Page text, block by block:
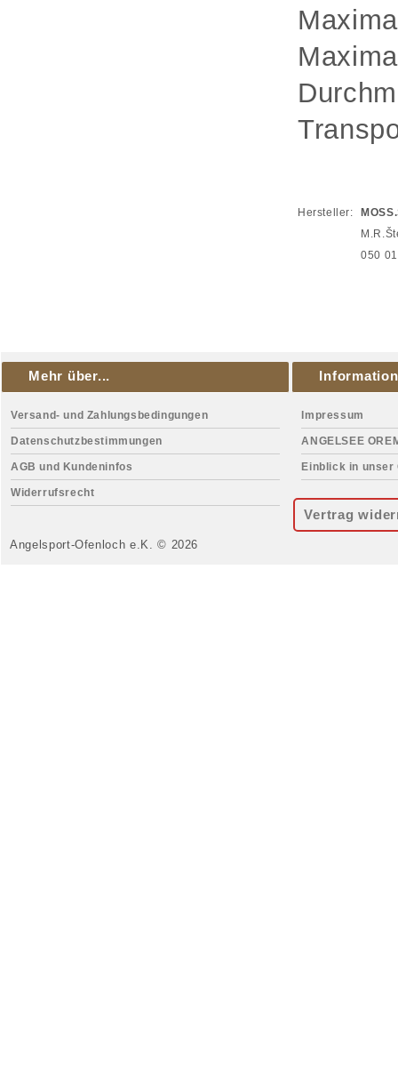
Hersteller:
050
Mehr über...
Versand- und Zahlungsbedingungen
Datenschutzbestimmungen
AGB und Kundeninfos
Widerrufsrecht
Impressum
ANGELSEE
Einblick in unser
Vertrag
Angelsport-Ofenloch e.K. © 2026